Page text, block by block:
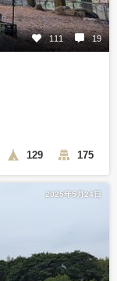
111 19
129 175
2025年5月24日